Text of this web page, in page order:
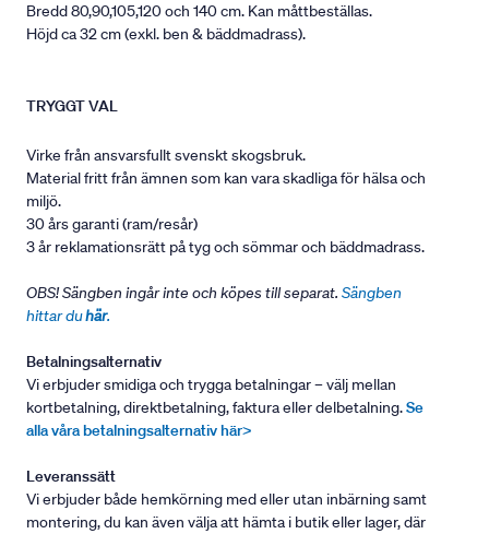
Bredd 80,90,105,120 och 140 cm. Kan måttbeställas.
Höjd ca 32 cm (exkl. ben & bäddmadrass).
TRYGGT VAL
Virke från ansvarsfullt svenskt skogsbruk.
Material fritt från ämnen som kan vara skadliga för hälsa och
miljö.
30 års garanti (ram/resår)
3 år reklamationsrätt på tyg och sömmar och bäddmadrass.
OBS! Sängben ingår inte och köpes till separat. Sängben
hittar duhär.
Betalningsalternativ
Vi erbjuder smidiga och trygga betalningar – välj mellan
kortbetalning, direktbetalning, faktura eller delbetalning.Se
alla våra betalningsalternativ här>
Leveranssätt
Vi erbjuder både hemkörning med eller utan inbärning samt
montering, du kan även välja att hämta i butik eller lager, där